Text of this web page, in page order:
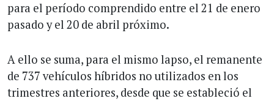
para el período comprendido entre el 21 de enero
pasado y el 20 de abril próximo.
A ello se suma, para el mismo lapso, el remanente
de 737 vehículos híbridos no utilizados en los
trimestres anteriores, desde que se estableció el